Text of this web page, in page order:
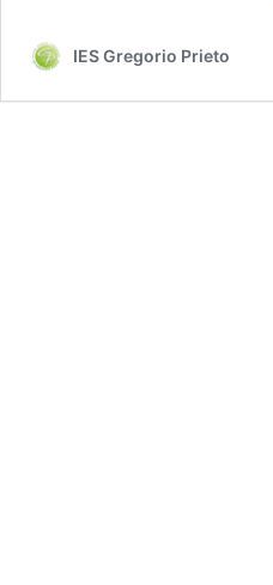
IES Gregorio Prieto